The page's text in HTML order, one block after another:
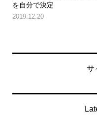
を自分で決定
2019.12.20
サ